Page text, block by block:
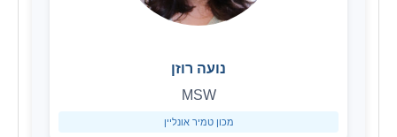
נועה רוזן
MSW
מכון טמיר אונליין